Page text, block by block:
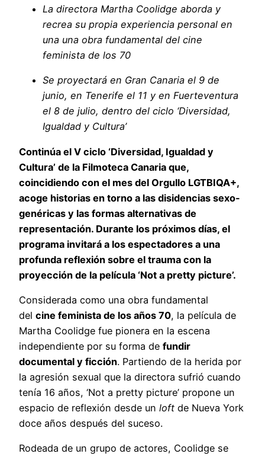
La directora Martha Coolidge aborda y
recrea su propia experiencia personal en
una una obra fundamental del cine
feminista de los 70
Se proyectará en Gran Canaria el 9 de
junio, en Tenerife el 11 y en Fuerteventura
el 8 de julio, dentro del ciclo ‘Diversidad,
Igualdad y Cultura’
Continúa el V ciclo ‘Diversidad, Igualdad y
Cultura’ de la Filmoteca Canaria que,
coincidiendo con el mes del Orgullo LGTBIQA+,
acoge historias en torno a las disidencias sexo-
genéricas y las formas alternativas de
representación. Durante los próximos días, el
programa invitará a los espectadores a una
profunda reflexión sobre el trauma con la
proyección de la película ‘Not a pretty picture’.
Considerada como una obra fundamental
del cine feminista de los años 70, la película de
Martha Coolidge fue pionera en la escena
independiente por su forma de fundir
documental y ficción. Partiendo de la herida por
la agresión sexual que la directora sufrió cuando
tenía 16 años, ‘Not a pretty picture’ propone un
espacio de reflexión desde un loft de Nueva York
doce años después del suceso.
Rodeada de un grupo de actores, Coolidge se